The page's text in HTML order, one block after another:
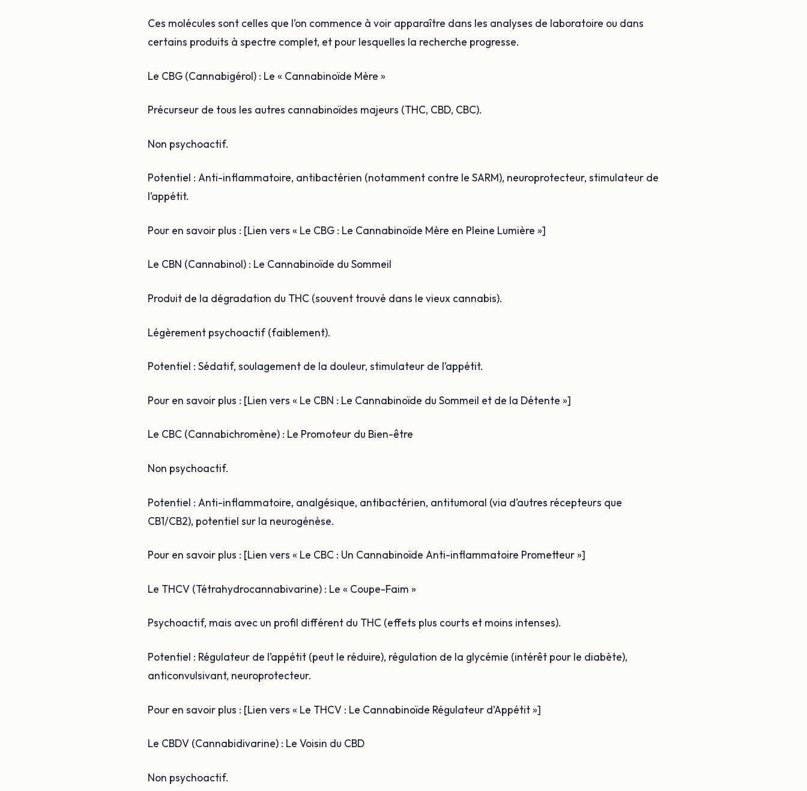
Ces molécules sont celles que l’on commence à voir apparaître dans les analyses de laboratoire ou dans
certains produits à spectre complet, et pour lesquelles la recherche progresse.
Le CBG (Cannabigérol) : Le « Cannabinoïde Mère »
Précurseur de tous les autres cannabinoïdes majeurs (THC, CBD, CBC).
Non psychoactif.
Potentiel : Anti-inflammatoire, antibactérien (notamment contre le SARM), neuroprotecteur, stimulateur de
l’appétit.
Pour en savoir plus : [Lien vers « Le CBG : Le Cannabinoïde Mère en Pleine Lumière »]
Le CBN (Cannabinol) : Le Cannabinoïde du Sommeil
Produit de la dégradation du THC (souvent trouvé dans le vieux cannabis).
Légèrement psychoactif (faiblement).
Potentiel : Sédatif, soulagement de la douleur, stimulateur de l’appétit.
Pour en savoir plus : [Lien vers « Le CBN : Le Cannabinoïde du Sommeil et de la Détente »]
Le CBC (Cannabichromène) : Le Promoteur du Bien-être
Non psychoactif.
Potentiel : Anti-inflammatoire, analgésique, antibactérien, antitumoral (via d’autres récepteurs que
CB1/CB2), potentiel sur la neurogénèse.
Pour en savoir plus : [Lien vers « Le CBC : Un Cannabinoïde Anti-inflammatoire Prometteur »]
Le THCV (Tétrahydrocannabivarine) : Le « Coupe-Faim »
Psychoactif, mais avec un profil différent du THC (effets plus courts et moins intenses).
Potentiel : Régulateur de l’appétit (peut le réduire), régulation de la glycémie (intérêt pour le diabète),
anticonvulsivant, neuroprotecteur.
Pour en savoir plus : [Lien vers « Le THCV : Le Cannabinoïde Régulateur d’Appétit »]
Le CBDV (Cannabidivarine) : Le Voisin du CBD
Non psychoactif.